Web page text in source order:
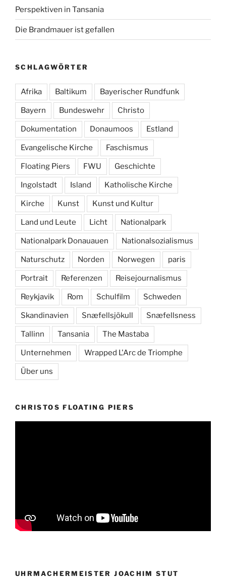
Perspektiven in Tansania
Die Brandmauer ist gefallen
SCHLAGWÖRTER
Afrika Baltikum Bayerischer Rundfunk
Bayern Bundeswehr Christo
Dokumentation Donaumoos Estland
Evangelische Kirche Faschismus
Floating Piers FWU Geschichte
Ingolstadt Island Katholische Kirche
Kirche Kunst Kunst und Kultur
Land und Leute Licht Nationalpark
Nationalpark Donauauen Nationalsozialismus
Naturschutz Norden Norwegen paris
Portrait Referenzen Reisejournalismus
Reykjavik Rom Schulfilm Schweden
Skandinavien Snæfellsjökull Snæfellsness
Tallinn Tansania The Mastaba
Unternehmen Wrapped L'Arc de Triomphe
Über uns
CHRISTOS FLOATING PIERS
UHRMACHERMEISTER JOACHIM STUT